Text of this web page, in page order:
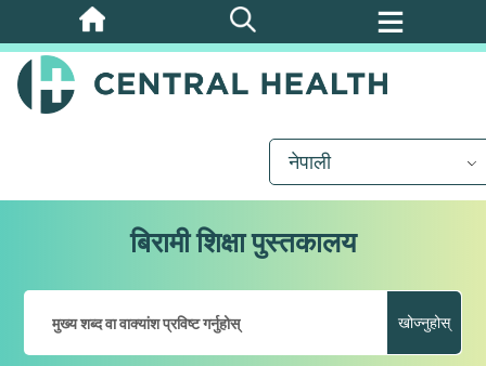
मुख्य
सामग्रीमा
जानुहोस्
नेपाली
बिरामी शिक्षा पुस्तकालय
खोज्नुहोस्